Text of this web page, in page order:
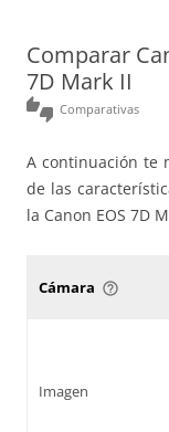
Comparar
7D Mark II
thumbs_up_down Comparativas
A continuación te
de las
la Canon EOS 7D
Cámara help_outline
Imagen